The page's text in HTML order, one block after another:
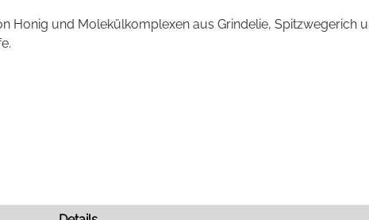
D4 60 mg, Hyoscyamus niger D4 60 mg, Kalium
D4 30 mg.
Honig und Molekülkomplexen aus Grindelie, Spitzwegerich